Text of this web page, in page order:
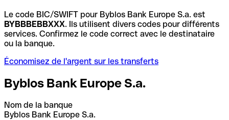
Le code BIC/SWIFT pour Byblos Bank Europe S.a. est
BYBBBEBBXXX. Ils utilisent divers codes pour différents
services. Confirmez le code correct avec le destinataire
ou la banque.
Économisez de l'argent sur les transferts
Byblos Bank Europe S.a.
Nom de la banque
Byblos Bank Europe S.a.